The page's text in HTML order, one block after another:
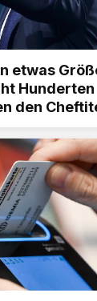
etwas
Hunderten
den